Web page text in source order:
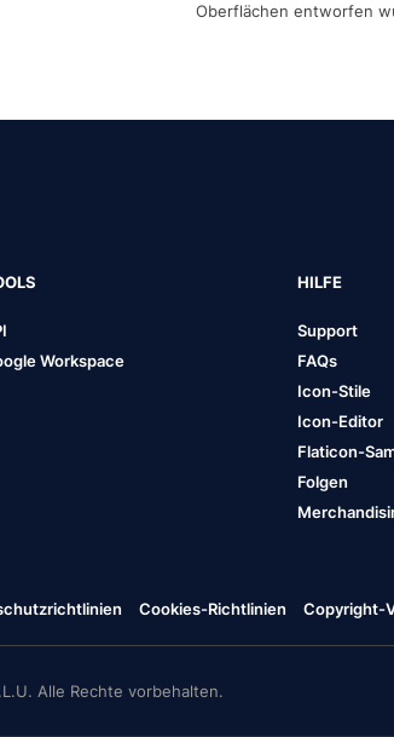
Oberflächen entworfen
Workspace
HILFE
Support
FAQs
Icon-Stile
Icon-Editor
Flaticon-
Folgen
Cookies-Richtlinien Copyright-
Alle Rechte vorbehalten.